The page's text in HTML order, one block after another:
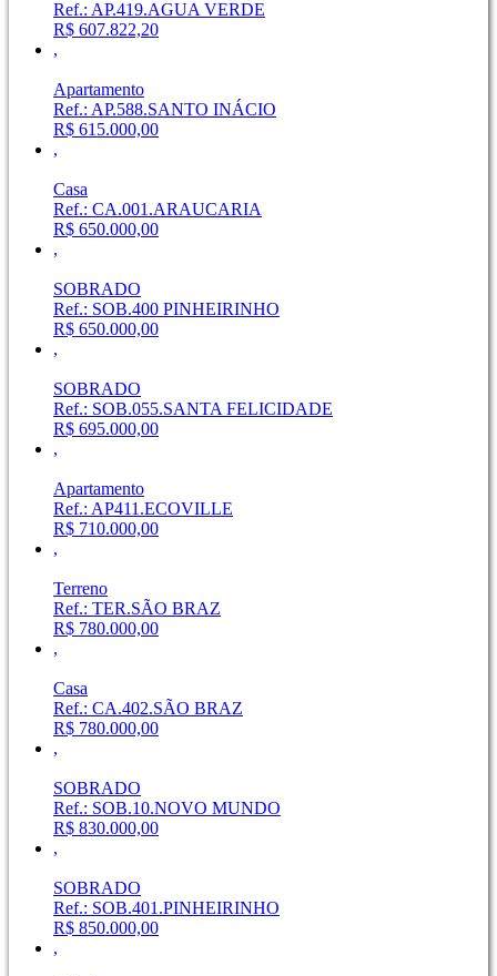
Ref.: AP.419.AGUA VERDE
R$ 607.822,20
,
Apartamento
Ref.: AP.588.SANTO INÁCIO
R$ 615.000,00
,
Casa
Ref.: CA.001.ARAUCARIA
R$ 650.000,00
,
SOBRADO
Ref.: SOB.400 PINHEIRINHO
R$ 650.000,00
,
SOBRADO
Ref.: SOB.055.SANTA FELICIDADE
R$ 695.000,00
,
Apartamento
Ref.: AP411.ECOVILLE
R$ 710.000,00
,
Terreno
Ref.: TER.SÃO BRAZ
R$ 780.000,00
,
Casa
Ref.: CA.402.SÃO BRAZ
R$ 780.000,00
,
SOBRADO
Ref.: SOB.10.NOVO MUNDO
R$ 830.000,00
,
SOBRADO
Ref.: SOB.401.PINHEIRINHO
R$ 850.000,00
,